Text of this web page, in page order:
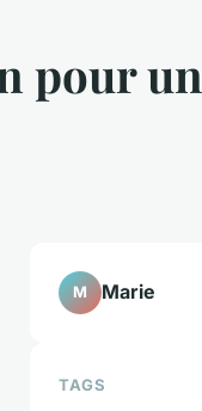
pour un
M Marie
TAGS